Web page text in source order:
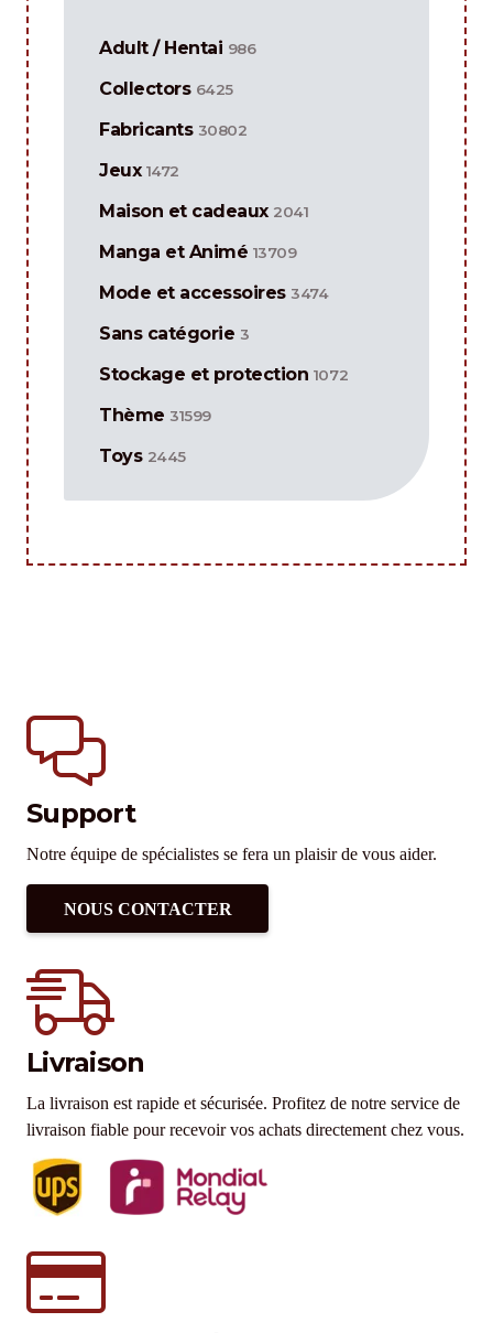
Adult / Hentai 986
Collectors 6425
Fabricants 30802
Jeux 1472
Maison et cadeaux 2041
Manga et Animé 13709
Mode et accessoires 3474
Sans catégorie 3
Stockage et protection 1072
Thème 31599
Toys 2445
Support
Notre équipe de spécialistes se fera un plaisir de vous aider.
NOUS CONTACTER
Livraison
La livraison est rapide et sécurisée. Profitez de notre service de
livraison fiable pour recevoir vos achats directement chez vous.